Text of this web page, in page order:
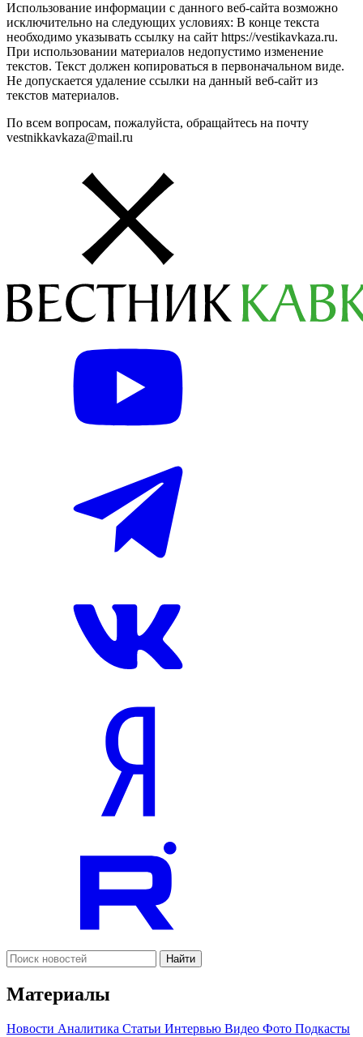
Использование информации с данного веб-сайта возможно
исключительно на следующих условиях: В конце текста
необходимо указывать ссылку на сайт https://vestikavkaza.ru.
При использовании материалов недопустимо изменение
текстов. Текст должен копироваться в первоначальном виде.
Не допускается удаление ссылки на данный веб-сайт из
текстов материалов.
По всем вопросам, пожалуйста, обращайтесь на почту
vestnikkavkaza@mail.ru
Найти
Материалы
Новости Аналитика Статьи Интервью Видео Фото Подкасты